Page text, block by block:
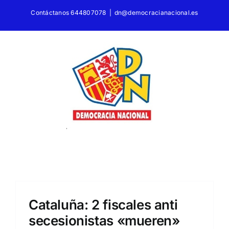
contenido
Contáctanos 644807078 dn@democracianacional.es
Cataluña: 2 fiscales anti
secesionistas «mueren»